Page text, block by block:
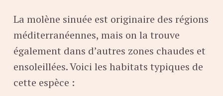
La molène sinuée est originaire des régions
méditerranéennes, mais on la trouve
également dans d’autres zones chaudes et
ensoleillées. Voici les habitats typiques de
cette espèce :